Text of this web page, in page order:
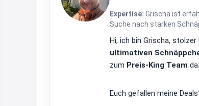
Expertise: Grischa ist
Suche nach starken
Hi, ich bin Grischa,
ultimativen
zum Preis-King Team
Euch gefallen meine